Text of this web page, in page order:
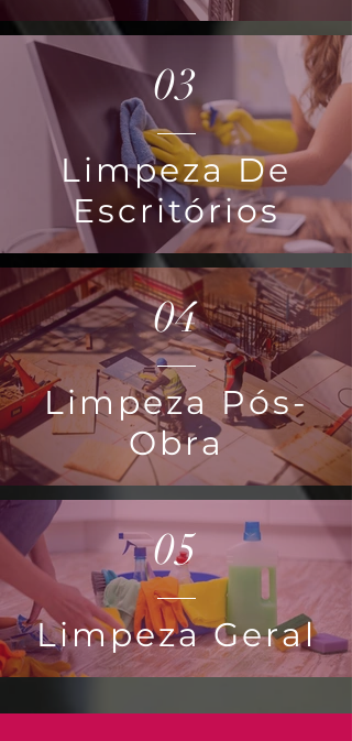
03
Limpeza De
Escritórios
04
Limpeza Pós-
Obra
05
Limpeza Geral